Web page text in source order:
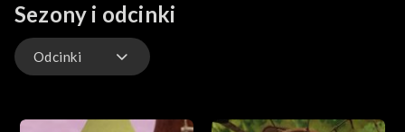
Sezony i odcinki
Odcinki